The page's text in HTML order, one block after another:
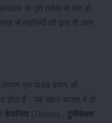
भी पूरी तरीके से नष्ट हो
से मछलियों की द्वारा ही काम
एक पाउंड वजन की
है। यह खाना बाजार में ही
डेफनिया ( Defnia ) , टुबीफेक्स